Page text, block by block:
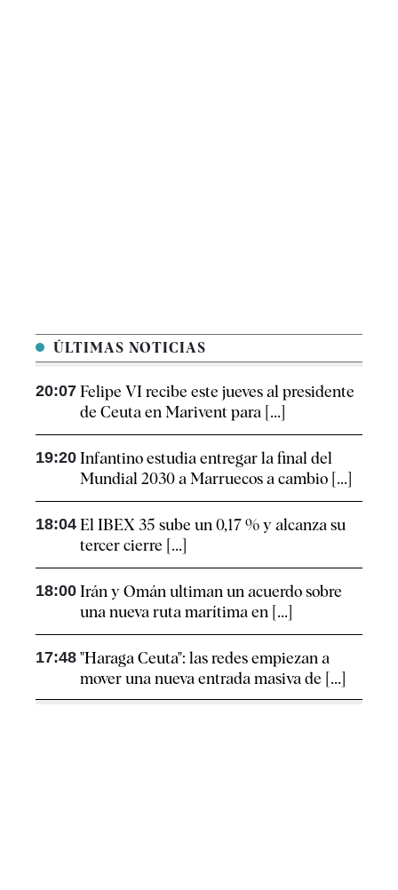
ÚLTIMAS NOTICIAS
20:07 Felipe VI recibe este jueves al presidente
de Ceuta en Marivent para [...]
19:20 Infantino estudia entregar la final del
Mundial 2030 a Marruecos a cambio [...]
18:04 El IBEX 35 sube un 0,17 % y alcanza su
tercer cierre [...]
18:00 Irán y Omán ultiman un acuerdo sobre
una nueva ruta marítima en [...]
17:48 "Haraga Ceuta": las redes empiezan a
mover una nueva entrada masiva de [...]